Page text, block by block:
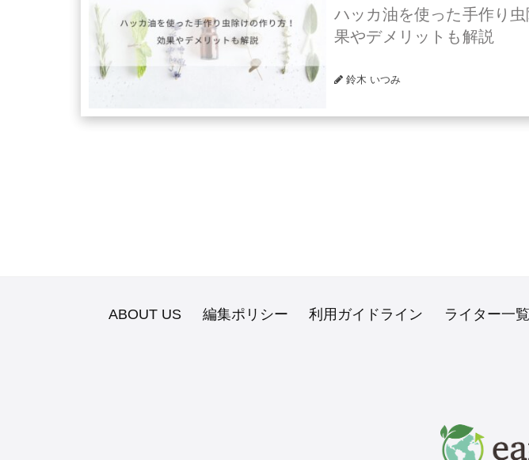
ハッカ油を使った手作り
果やデメリットも解説
鈴木 いつみ
ABOUT US 編集ポリシー 利用ガイドライン ライター一覧